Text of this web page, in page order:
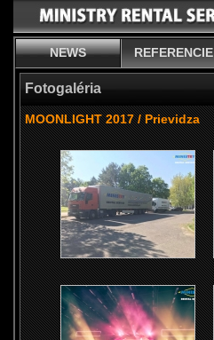
NEWS REFERENCIE
Fotogaléria
MOONLIGHT 2017 / Prievidza